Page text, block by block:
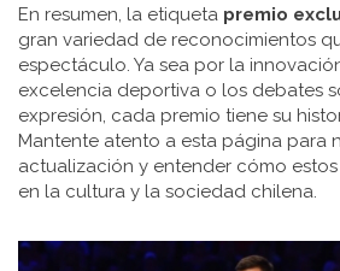
En resumen, la etiqueta premio
gran variedad de reconocimientos
espectáculo. Ya sea por la
excelencia deportiva o los debates
expresión, cada premio tiene su
Mantente atento a esta página para
actualización y entender cómo
en la cultura y la sociedad chilena.